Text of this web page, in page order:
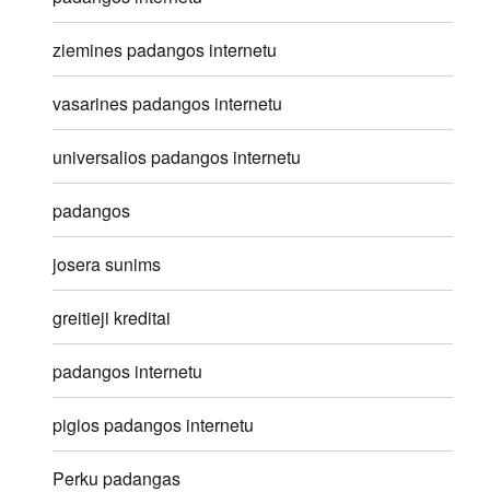
ziemines padangos internetu
vasarines padangos internetu
universalios padangos internetu
padangos
josera sunims
greitieji kreditai
padangos internetu
pigios padangos internetu
Perku padangas